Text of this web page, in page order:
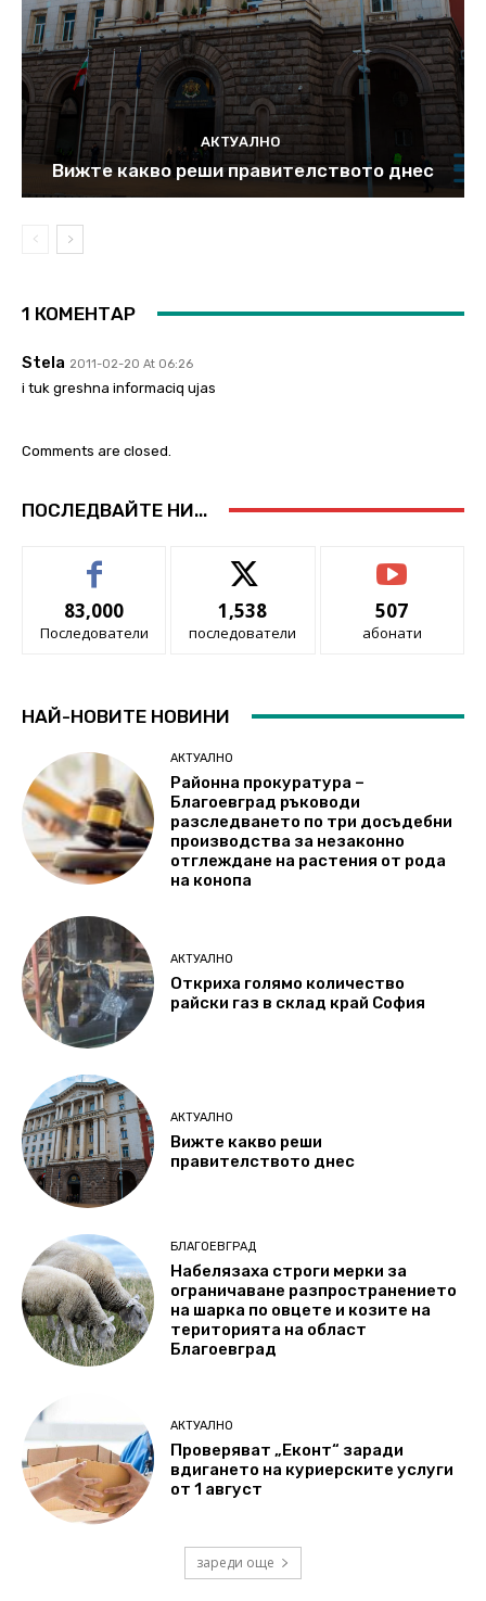
АКТУАЛНО
Вижте какво реши правителството днес
1 КОМЕНТАР
Stela 2011-02-20 At 06:26
i tuk greshna informaciq ujas
Comments are closed.
ПОСЛЕДВАЙТЕ НИ...
83,000
Последователи
1,538
последователи
507
абонати
НАЙ-НОВИТЕ НОВИНИ
АКТУАЛНО
Районна прокуратура –
Благоевград ръководи
разследването по три досъдебни
производства за незаконно
отглеждане на растения от рода
на конопа
АКТУАЛНО
Откриха голямо количество
райски газ в склад край София
АКТУАЛНО
Вижте какво реши
правителството днес
БЛАГОЕВГРАД
Набелязаха строги мерки за
ограничаване разпространението
на шарка по овцете и козите на
територията на област
Благоевград
АКТУАЛНО
Проверяват „Еконт“ заради
вдигането на куриерските услуги
от 1 август
зареди още